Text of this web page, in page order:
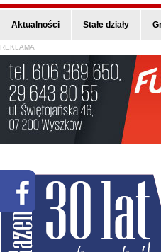
Aktualności Stałe działy
REKLAMA